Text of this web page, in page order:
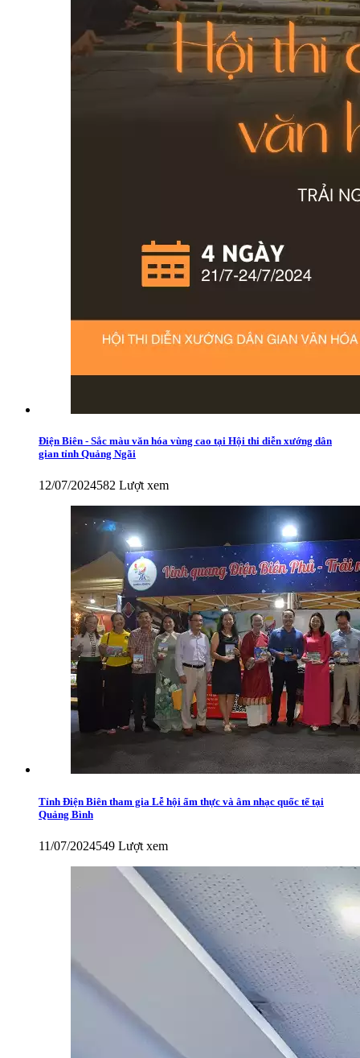
Điện Biên - Sắc màu văn hóa vùng cao tại Hội thi diễn xướng dân
gian tỉnh Quảng Ngãi
12/07/2024582 Lượt xem
Tỉnh Điện Biên tham gia Lễ hội ẩm thực và âm nhạc quốc tế tại
Quảng Bình
11/07/2024549 Lượt xem